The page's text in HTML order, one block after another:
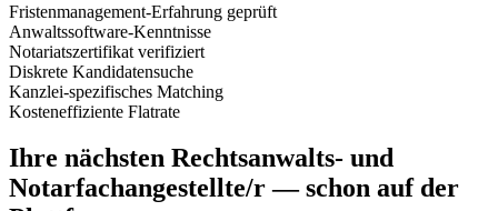
Fristenmanagement-Erfahrung geprüft
Anwaltssoftware-Kenntnisse
Notariatszertifikat verifiziert
Diskrete Kandidatensuche
Kanzlei-spezifisches Matching
Kosteneffiziente Flatrate
Ihre nächsten Rechtsanwalts- und
Notarfachangestellte/r— schon auf der